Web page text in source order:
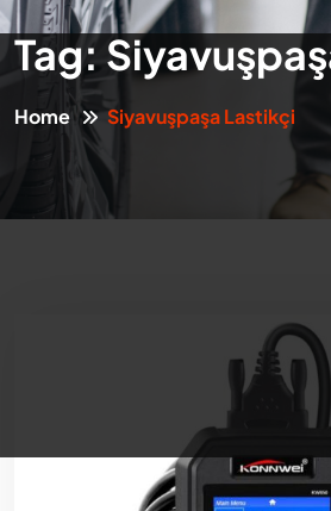
Tag:
Home Siyavuşpaşa Lastikçi